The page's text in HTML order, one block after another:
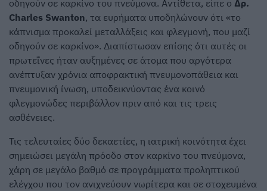
οδηγούν σε καρκίνο του πνεύμονα. Αντίθετα, είπε ο Δρ.
Charles Swanton, τα ευρήματα υποδηλώνουν ότι «το
κάπνισμα προκαλεί μεταλλάξεις και φλεγμονή, που μαζί
οδηγούν σε καρκίνο». Διαπίστωσαν επίσης ότι αυτές οι
πρωτεΐνες ήταν αυξημένες σε άτομα που αργότερα
ανέπτυξαν χρόνια αποφρακτική πνευμονοπάθεια και
πνευμονική ίνωση, υποδεικνύοντας ένα κοινό
φλεγμονώδες περιβάλλον πριν από και τις τρεις
ασθένειες.
Τις τελευταίες δύο δεκαετίες, η ιατρική κοινότητα έχει
σημειώσει μεγάλη πρόοδο στον καρκίνο του πνεύμονα,
χάρη σε μεγάλο βαθμό σε προγράμματα προληπτικού
ελέγχου που τον ανιχνεύουν νωρίτερα και σε στοχευμένα